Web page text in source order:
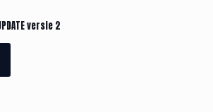
versie 2